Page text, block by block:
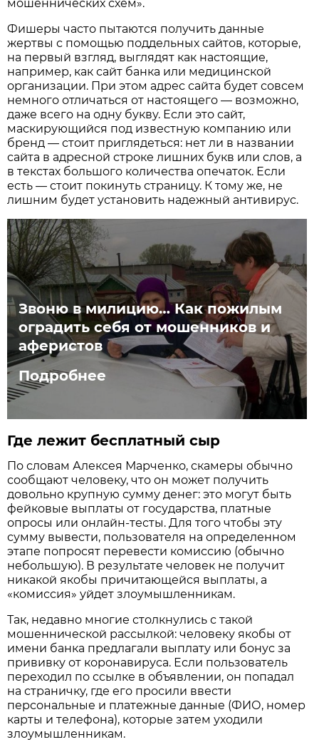
мошеннических схем».
Фишеры часто пытаются получить данные
жертвы с помощью поддельных сайтов, которые,
на первый взгляд, выглядят как настоящие,
например, как сайт банка или медицинской
организации. При этом адрес сайта будет совсем
немного отличаться от настоящего — возможно,
даже всего на одну букву. Если это сайт,
маскирующийся под известную компанию или
бренд — стоит приглядеться: нет ли в названии
сайта в адресной строке лишних букв или слов, а
в текстах большого количества опечаток. Если
есть — стоит покинуть страницу. К тому же, не
лишним будет установить надежный антивирус.
Звоню в милицию… Как пожилым
оградить себя от мошенников и
аферистов
Подробнее
Где лежит бесплатный сыр
По словам Алексея Марченко, скамеры обычно
сообщают человеку, что он может получить
довольно крупную сумму денег: это могут быть
фейковые выплаты от государства, платные
опросы или онлайн-тесты. Для того чтобы эту
сумму вывести, пользователя на определенном
этапе попросят перевести комиссию (обычно
небольшую). В результате человек не получит
никакой якобы причитающейся выплаты, а
«комиссия» уйдет злоумышленникам.
Так, недавно многие столкнулись с такой
мошеннической рассылкой: человеку якобы от
имени банка предлагали выплату или бонус за
прививку от коронавируса. Если пользователь
переходил по ссылке в объявлении, он попадал
на страничку, где его просили ввести
персональные и платежные данные (ФИО, номер
карты и телефона), которые затем уходили
злоумышленникам.